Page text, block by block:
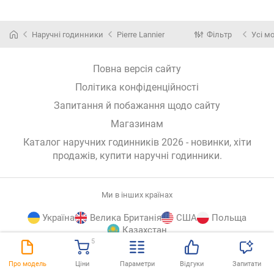
Про модель Ціни
5
Параметри Відгуки Запитати
Наручні годинники Pierre Lannier Фільтр Усі
Повна версія сайту
Політика конфіденційності
Запитання й побажання щодо сайту
Магазинам
Каталог наручних годинників 2026 - новинки, хіти
продажів, купити наручні годинники.
Ми в інших країнах
Україна Велика Британія США
Польща
Казахстан
Katalog
© E-Katalog, 2026 ВГОРУ